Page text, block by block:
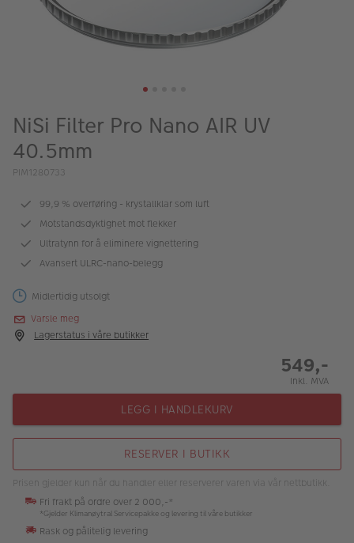
ANALOG
Kampanjer
Merker
Lagersalg
Bildeprodukter
Fotokurs
Inspirasjon
NiSi Filter Pro Nano AIR UV
40.5mm
PIM1280733
99,9 % overføring - krystallklar som luft
Motstandsdyktighet mot flekker
Ultratynn for å eliminere vignettering
Avansert ULRC-nano-belegg
Midlertidig utsolgt
Varsle meg
Lagerstatus i våre butikker
549,-
Inkl. MVA
LEGG I HANDLEKURV
RESERVER I BUTIKK
Prisen gjelder kun når du handler eller reserverer varen via vår nettbutikk.
Fri frakt på ordre over 2 000,-*
*Gjelder Klimanøytral Servicepakke og levering til våre butikker
Rask og pålitelig levering